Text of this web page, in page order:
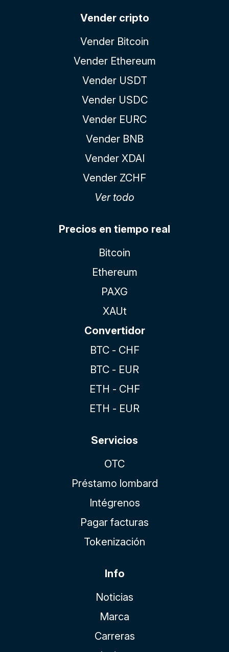
Vender cripto
Vender Bitcoin
Vender Ethereum
Vender USDT
Vender USDC
Vender EURC
Vender BNB
Vender XDAI
Vender ZCHF
Ver todo
Precios en tiempo real
Bitcoin
Ethereum
PAXG
XAUt
Convertidor
BTC - CHF
BTC - EUR
ETH - CHF
ETH - EUR
Servicios
OTC
Préstamo lombard
Intégrenos
Pagar facturas
Tokenización
Info
Noticias
Marca
Carreras